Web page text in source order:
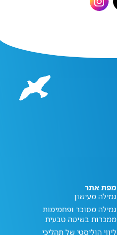
מפת אתר
גמילה מעישון
גמילה מסוכר ופחמימות
ממכרות בשיטה טבעית
ליווי הוליסטי של תהליכי